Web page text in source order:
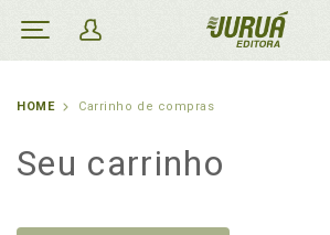
HOME Carrinho de compras
Seu carrinho